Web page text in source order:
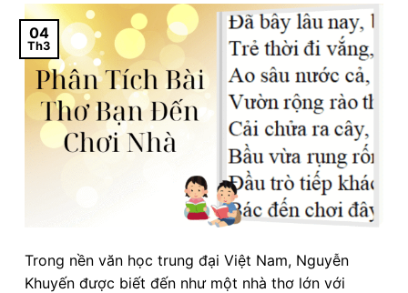
04
Th3
Trong nền văn học trung đại Việt Nam, Nguyễn
Khuyến được biết đến như một nhà thơ lớn với